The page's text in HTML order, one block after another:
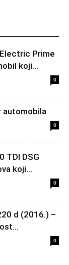
Prime
koji...
0
automobila
0
TDI DSG
koji...
0
d (2016.) –
0